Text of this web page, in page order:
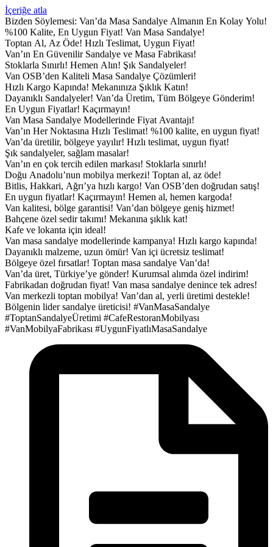
İçeriğe atla
Bizden Söylemesi: Van’da Masa Sandalye Almanın En Kolay Yolu!
%100 Kalite, En Uygun Fiyat! Van Masa Sandalye!
Toptan Al, Az Öde! Hızlı Teslimat, Uygun Fiyat!
Van’ın En Güvenilir Sandalye ve Masa Fabrikası!
Stoklarla Sınırlı! Hemen Alın! Şık Sandalyeler!
Van OSB’den Kaliteli Masa Sandalye Çözümleri!
Hızlı Kargo Kapında! Mekanınıza Şıklık Katın!
Dayanıklı Sandalyeler! Van’da Üretim, Tüm Bölgeye Gönderim!
En Uygun Fiyatlar! Kaçırmayın!
Van Masa Sandalye Modellerinde Fiyat Avantajı!
Van’ın Her Noktasına Hızlı Teslimat! %100 kalite, en uygun fiyat!
Van’da üretilir, bölgeye yayılır! Hızlı teslimat, uygun fiyat!
Şık sandalyeler, sağlam masalar!
Van’ın en çok tercih edilen markası! Stoklarla sınırlı!
Doğu Anadolu’nun mobilya merkezi! Toptan al, az öde!
Bitlis, Hakkari, Ağrı’ya hızlı kargo! Van OSB’den doğrudan satış!
En uygun fiyatlar! Kaçırmayın! Hemen al, hemen kargoda!
Van kalitesi, bölge garantisi! Van’dan bölgeye geniş hizmet!
Bahçene özel sedir takımı! Mekanına şıklık kat!
Kafe ve lokanta için ideal!
Van masa sandalye modellerinde kampanya! Hızlı kargo kapında!
Dayanıklı malzeme, uzun ömür! Van içi ücretsiz teslimat!
Bölgeye özel fırsatlar! Toptan masa sandalye Van’da!
Van’da üret, Türkiye’ye gönder! Kurumsal alımda özel indirim!
Fabrikadan doğrudan fiyat! Van masa sandalye denince tek adres!
Van merkezli toptan mobilya! Van’dan al, yerli üretimi destekle!
Bölgenin lider sandalye üreticisi! #VanMasaSandalye
#ToptanSandalyeÜretimi #CafeRestoranMobilyası
#VanMobilyaFabrikası #UygunFiyatlıMasaSandalye